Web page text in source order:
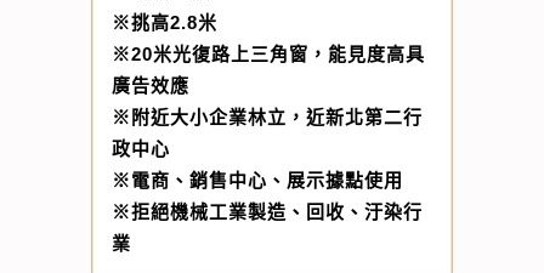
※挑高2.8米
※20米光復路上三角窗，能見度高具
廣告效應
※附近大小企業林立，近新北第二行
政中心
※電商、銷售中心、展示據點使用
※拒絕機械工業製造、回收、汙染行
業